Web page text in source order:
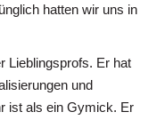
hatten wir uns in
Lieblingsprofs. Er hat
und
ist als ein Gymick. Er